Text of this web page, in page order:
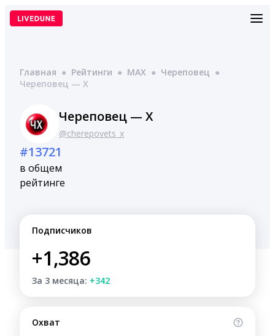
Перейти
Главная ● Рейтинги ● MAX ● Череповец ●
Череповец — Х
Череповец — Х
@cherepovets_x
#13721
в общем
рейтинге
Подписчиков
+1,386
За 3 месяца: +342
Охват